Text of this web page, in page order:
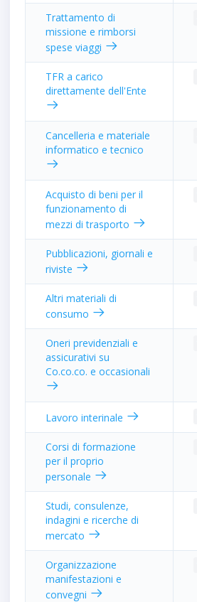
Trattamento di
missione e rimborsi
spese viaggi
TFR a carico
direttamente dell'Ente
Cancelleria e materiale
informatico e tecnico
Acquisto di beni per il
funzionamento di
mezzi di trasporto
Pubblicazioni, giornali e
riviste
Altri materiali di
consumo
Oneri previdenziali e
assicurativi su
Co.co.co. e occasionali
Lavoro interinale
Corsi di formazione
per il proprio
personale
Studi, consulenze,
indagini e ricerche di
mercato
Organizzazione
manifestazioni e
convegni